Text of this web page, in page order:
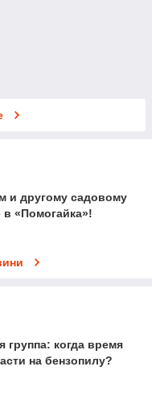
и другому садовому
«Помогайка»!
когда время
на бензопилу?